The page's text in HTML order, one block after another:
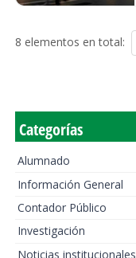
8 elementos en total:
Categorías
Alumnado
Información General
Contador Público
Investigación
Noticias institucionales